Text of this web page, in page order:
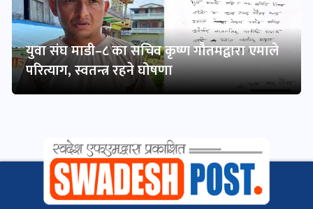
युवा संघ माडी–८ का सचिव कृष्ण गौतमद्वारा एमाले
परित्याग, स्वतन्त्र रहने घोषणा